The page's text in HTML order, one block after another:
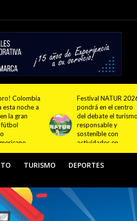
2026
el centro
el turismo
y
con
en
Guasca
Programas
internacionales de
formación deportiva
continúan ampliando
su presencia en
Colombia
TURISMO DEPORTES